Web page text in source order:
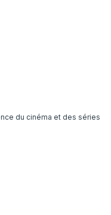
du cinéma et des séries